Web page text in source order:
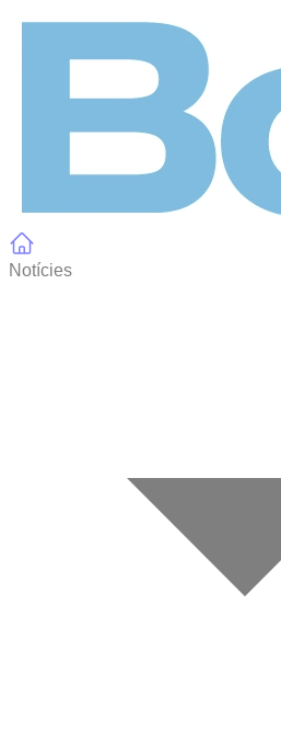
Notícies